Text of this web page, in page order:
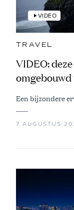
VIDEO
TRAVEL
VIDEO:
omgebouwd
Een bijzondere
7 AUGUSTUS